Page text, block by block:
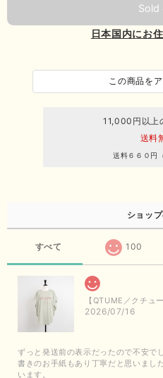
Sold
日本国内にお
この商品を
11,000円以上
送料
送料６６０円
ショッ
すべて 100
2026/07/16
ずっと発送前の表示だったので不安で
書きのお手紙もあり丁寧だと思いまし
います。